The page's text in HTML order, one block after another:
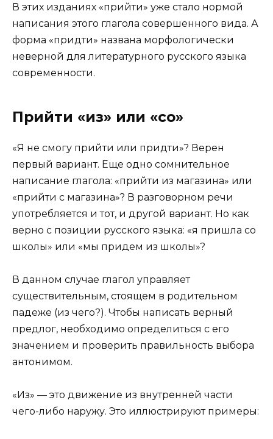
В этих изданиях «прийти» уже стало нормой
написания этого глагола совершенного вида. А
форма «придти» названа морфологически
неверной для литературного русского языка
современности.
Прийти «из» или «со»
«Я не смогу прийти или придти»? Верен
первый вариант. Еще одно сомнительное
написание глагола: «прийти из магазина» или
«прийти с магазина»? В разговорном речи
употребляется и тот, и другой вариант. Но как
верно с позиции русского языка: «я пришла со
школы» или «мы придем из школы»?
В данном случае глагол управляет
существительным, стоящем в родительном
падеже (из чего?). Чтобы написать верный
предлог, необходимо определиться с его
значением и проверить правильность выбора
антонимом.
«Из» — это движение из внутренней части
чего-либо наружу. Это иллюстрируют примеры: